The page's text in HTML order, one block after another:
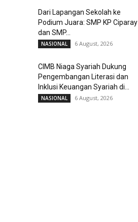
Dari Lapangan Sekolah ke
Podium Juara: SMP KP Ciparay
dan SMP...
NASIONAL 6 August, 2026
CIMB Niaga Syariah Dukung
Pengembangan Literasi dan
Inklusi Keuangan Syariah di...
NASIONAL 6 August, 2026